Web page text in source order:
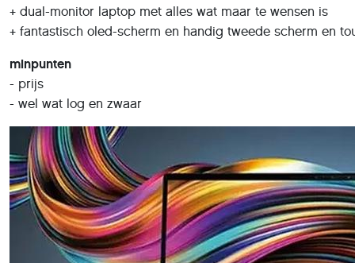
+ dual-monitor laptop met alles wat maar te wensen is
+ fantastisch oled-scherm en handig tweede scherm en
minpunten
- prijs
- wel wat log en zwaar